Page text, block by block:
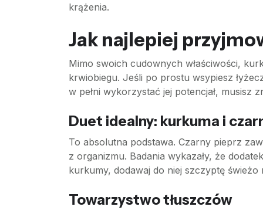
krążenia.
Jak najlepiej
Mimo swoich cudownych właściwości,
krwiobiegu. Jeśli po prostu wsypiesz
w pełni wykorzystać jej potencjał, musisz
Duet idealny: kurkuma i
To absolutna podstawa. Czarny pieprz
z organizmu. Badania wykazały, że
kurkumy, dodawaj do niej szczyptę świeżo
Towarzystwo tłuszczów